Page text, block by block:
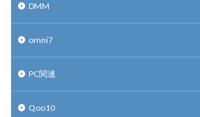
DMM
omni7
PC関連
Qoo10